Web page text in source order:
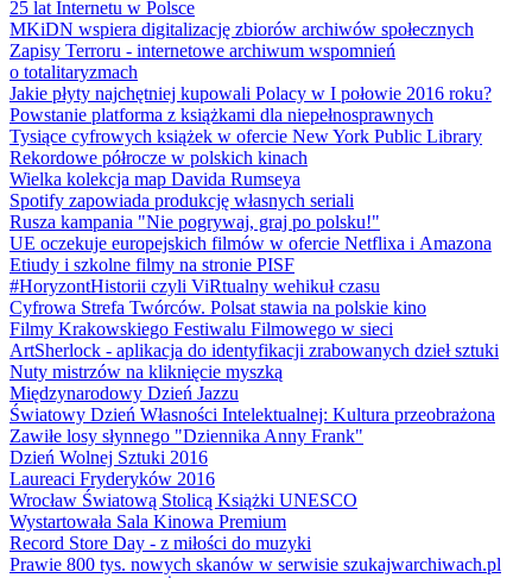
25 lat Internetu w Polsce
MKiDN wspiera digitalizację zbiorów archiwów społecznych
Zapisy Terroru - internetowe archiwum wspomnień
o totalitaryzmach
Jakie płyty najchętniej kupowali Polacy w I połowie 2016 roku?
Powstanie platforma z książkami dla niepełnosprawnych
Tysiące cyfrowych książek w ofercie New York Public Library
Rekordowe półrocze w polskich kinach
Wielka kolekcja map Davida Rumseya
Spotify zapowiada produkcję własnych seriali
Rusza kampania "Nie pogrywaj, graj po polsku!"
UE oczekuje europejskich filmów w ofercie Netflixa i Amazona
Etiudy i szkolne filmy na stronie PISF
#HoryzontHistorii czyli ViRtualny wehikuł czasu
Cyfrowa Strefa Twórców. Polsat stawia na polskie kino
Filmy Krakowskiego Festiwalu Filmowego w sieci
ArtSherlock - aplikacja do identyfikacji zrabowanych dzieł sztuki
Nuty mistrzów na kliknięcie myszką
Międzynarodowy Dzień Jazzu
Światowy Dzień Własności Intelektualnej: Kultura przeobrażona
Zawiłe losy słynnego "Dziennika Anny Frank"
Dzień Wolnej Sztuki 2016
Laureaci Fryderyków 2016
Wrocław Światową Stolicą Książki UNESCO
Wystartowała Sala Kinowa Premium
Record Store Day - z miłości do muzyki
Prawie 800 tys. nowych skanów w serwisie szukajwarchiwach.pl